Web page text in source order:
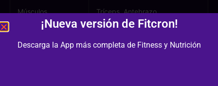
Músculos
involucrados:
Tríceps, Antebrazo
Equipamiento /
Banco Plano, Barra Larga
¡Nueva versión de Fitcron!
Descarga la App más completa de Fitness y Nutrición